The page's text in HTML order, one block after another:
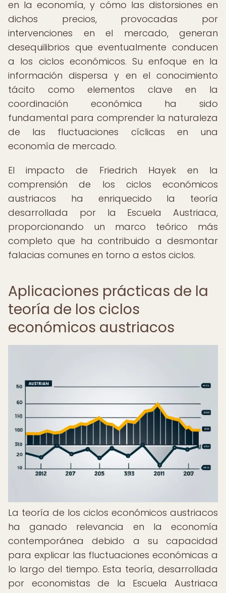
en la economía, y cómo las distorsiones en
dichos precios, provocadas por
intervenciones en el mercado, generan
desequilibrios que eventualmente conducen
a los ciclos económicos. Su enfoque en la
información dispersa y en el conocimiento
tácito como elementos clave en la
coordinación económica ha sido
fundamental para comprender la naturaleza
de las fluctuaciones cíclicas en una
economía de mercado.
El impacto de Friedrich Hayek en la
comprensión de los ciclos económicos
austriacos ha enriquecido la teoría
desarrollada por la Escuela Austriaca,
proporcionando un marco teórico más
completo que ha contribuido a desmontar
falacias comunes en torno a estos ciclos.
Aplicaciones prácticas de la
teoría de los ciclos
económicos austriacos
La teoría de los ciclos económicos austriacos
ha ganado relevancia en la economía
contemporánea debido a su capacidad
para explicar las fluctuaciones económicas a
lo largo del tiempo. Esta teoría, desarrollada
por economistas de la Escuela Austriaca